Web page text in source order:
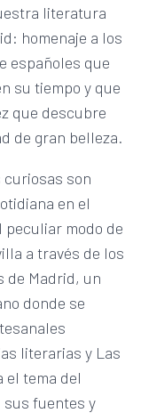
literatura
homenaje a los
españoles que
su tiempo y que
que descubre
de gran belleza.
curiosas son
en el
peculiar modo de
a través de los
de Madrid, un
donde se
literarias y Las
el tema del
sus fuentes y